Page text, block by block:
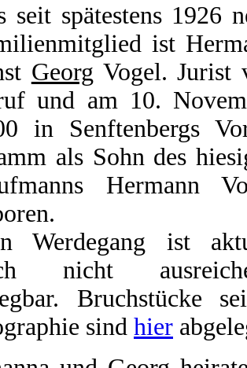
seit spätestens 1926
ist
Georg Vogel. Jurist
und am 10.
in Senftenbergs
als Sohn des
Hermann
Werdegang ist
nicht
Bruchstücke
sind hier